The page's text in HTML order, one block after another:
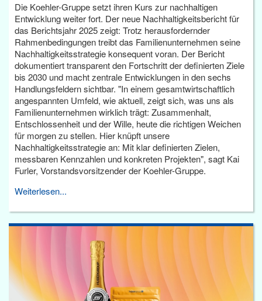
Die Koehler-Gruppe setzt ihren Kurs zur nachhaltigen
Entwicklung weiter fort. Der neue Nachhaltigkeitsbericht für
das Berichtsjahr 2025 zeigt: Trotz herausfordernder
Rahmenbedingungen treibt das Familienunternehmen seine
Nachhaltigkeitsstrategie konsequent voran. Der Bericht
dokumentiert transparent den Fortschritt der definierten Ziele
bis 2030 und macht zentrale Entwicklungen in den sechs
Handlungsfeldern sichtbar. "In einem gesamtwirtschaftlich
angespannten Umfeld, wie aktuell, zeigt sich, was uns als
Familienunternehmen wirklich trägt: Zusammenhalt,
Entschlossenheit und der Wille, heute die richtigen Weichen
für morgen zu stellen. Hier knüpft unsere
Nachhaltigkeitsstrategie an: Mit klar definierten Zielen,
messbaren Kennzahlen und konkreten Projekten", sagt Kai
Furler, Vorstandsvorsitzender der Koehler-Gruppe.
Weiterlesen...